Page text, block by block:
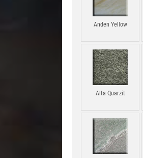
Anden Yellow
Alta Quarzit